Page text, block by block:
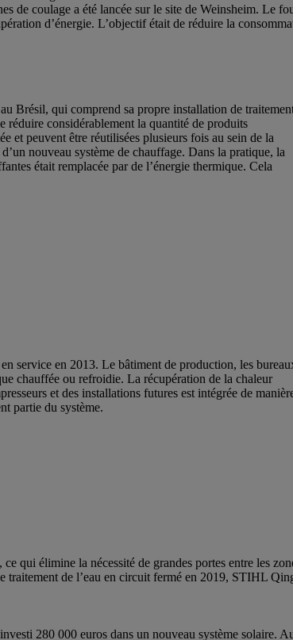
coulage a été lancée sur le site de Weinsheim. Le
d’énergie. L’objectif était de réduire la
Brésil, qui comprend sa propre installation de
réduire considérablement la quantité de produits
et peuvent être réutilisées plusieurs fois au sein de la
nouveau système de chauffage. Dans la pratique, la
était remplacée par de l’énergie thermique. Cela
service en 2013. Le bâtiment de production, les
chauffée ou refroidie. La récupération de la chaleur
et des installations futures est intégrée de
partie du système.
qui élimine la nécessité de grandes portes entre les
de l’eau en circuit fermé en 2019, STIHL
280 000 euros dans un nouveau système solaire.